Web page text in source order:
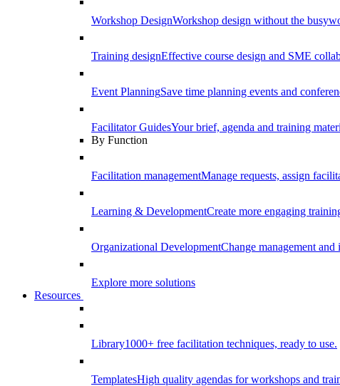
Workshop DesignWorkshop design without the
Training designEffective course design and SME
Event PlanningSave time planning events and
Facilitator GuidesYour brief, agenda and training
By Function
Facilitation managementManage requests, assign
Learning & DevelopmentCreate more engaging
Organizational DevelopmentChange management
Explore more solutions
Resources
Library1000+ free facilitation techniques, ready to use.
TemplatesHigh quality agendas for workshops and